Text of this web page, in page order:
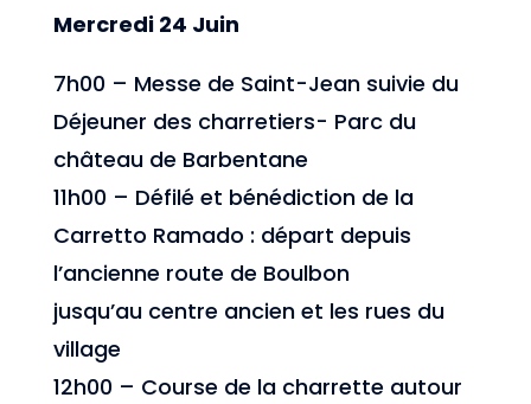
Mercredi 24 Juin
7h00 – Messe de Saint-Jean suivie du
Déjeuner des charretiers- Parc du
château de Barbentane
11h00 – Défilé et bénédiction de la
Carretto Ramado : départ depuis
l’ancienne route de Boulbon
jusqu’au centre ancien et les rues du
village
12h00 – Course de la charrette autour